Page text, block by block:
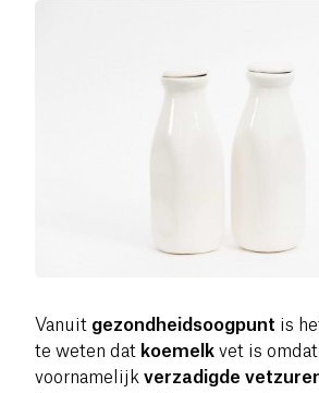
Vanuit gezondheidsoogpunt is
te weten dat koemelk vet is
voornamelijk verzadigde